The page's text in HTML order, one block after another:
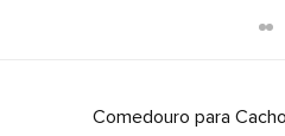
Comedouro para